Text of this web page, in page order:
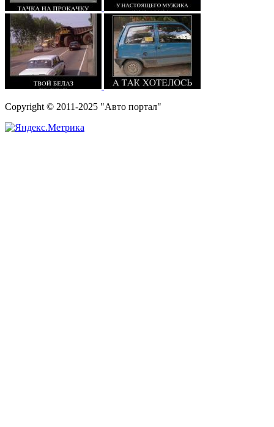
Copyright © 2011-2025 "Авто портал"